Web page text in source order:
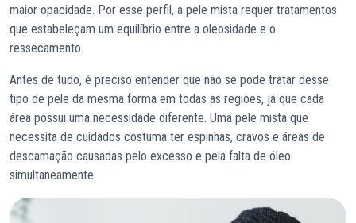
maior opacidade. Por esse perfil, a pele mista requer tratamentos
que estabeleçam um equilíbrio entre a oleosidade e o
ressecamento.
Antes de tudo, é preciso entender que não se pode tratar desse
tipo de pele da mesma forma em todas as regiões, já que cada
área possui uma necessidade diferente. Uma pele mista que
necessita de cuidados costuma ter espinhas, cravos e áreas de
descamação causadas pelo excesso e pela falta de óleo
simultaneamente.